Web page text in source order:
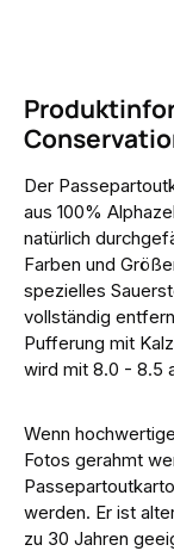
Der
aus 100%
natürlich
Farben und
spezielles
vollständig
Pufferung mit
wird mit 8.0 - 8.5
Wenn
Fotos gerahmt
werden. Er ist
zu 30 Jahren